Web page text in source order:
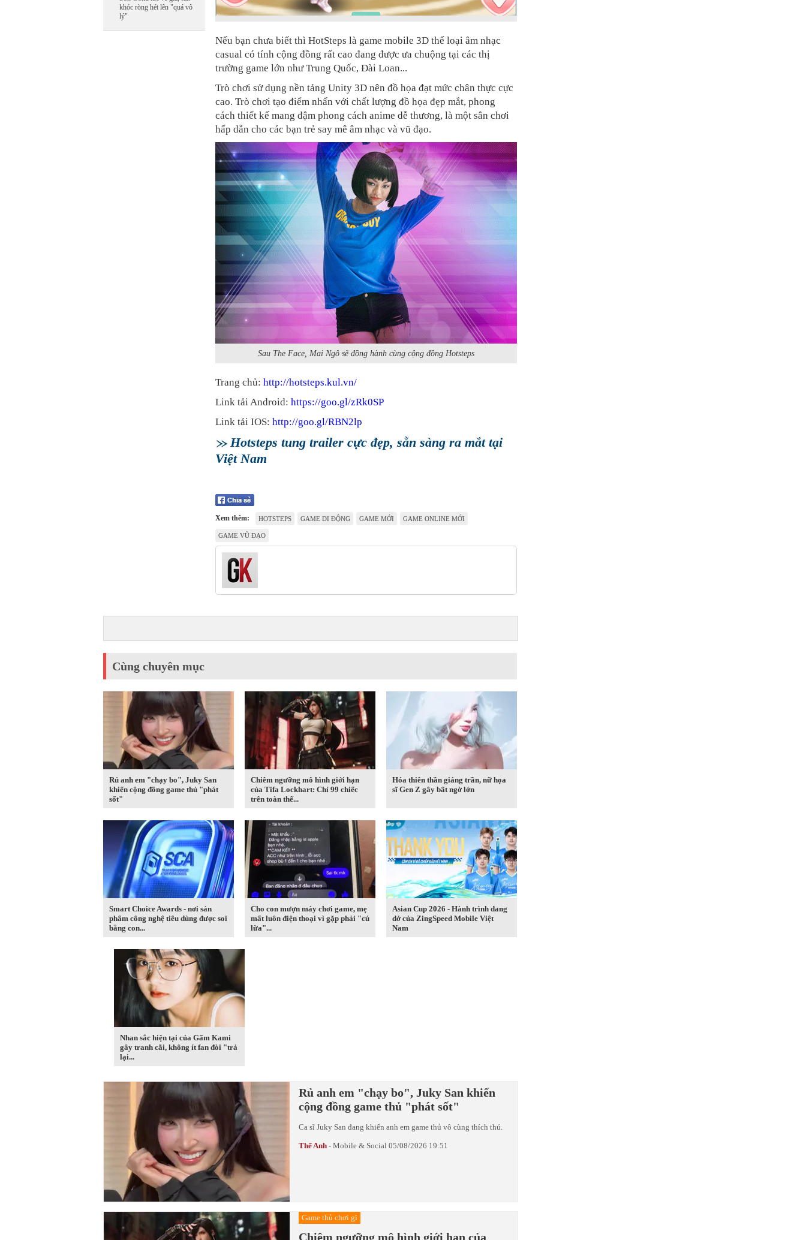
khóc ròng hét lên "quá vô
lý"
Nếu bạn chưa biết thì HotSteps là game mobile 3D thể loại âm nhạc
casual có tính cộng đồng rất cao đang được ưa chuộng tại các thị
trường game lớn như Trung Quốc, Đài Loan...
Trò chơi sử dụng nền tảng Unity 3D nên đồ họa đạt mức chân thực cực
cao. Trò chơi tạo điểm nhấn với chất lượng đồ họa đẹp mắt, phong
cách thiết kế mang đậm phong cách anime dễ thương, là một sân chơi
hấp dẫn cho các bạn trẻ say mê âm nhạc và vũ đạo.
Sau The Face, Mai Ngô sẽ đồng hành cùng cộng đồng Hotsteps
Trang chủ: http://hotsteps.kul.vn/
Link tải Android: https://goo.gl/zRk0SP
Link tải IOS: http://goo.gl/RBN2lp
Hotsteps tung trailer cực đẹp, sẵn sàng ra mắt tại
Việt Nam
Xem thêm: HOTSTEPS GAME DI ĐỘNG GAME MỚI GAME ONLINE MỚI
GAME VŨ ĐẠO
Cùng chuyên mục
Rủ anh em "chạy bo", Juky San
khiến cộng đồng game thủ "phát
sốt"
Chiêm ngưỡng mô hình giới hạn
của Tifa Lockhart: Chỉ 99 chiếc
trên toàn thế...
Hóa thiên thần giáng trần, nữ họa
sĩ Gen Z gây bất ngờ lớn
Smart Choice Awards - nơi sản
phẩm công nghệ tiêu dùng được soi
bằng con...
Cho con mượn máy chơi game, mẹ
mất luôn điện thoại vì gặp phải "cú
lừa"...
Asian Cup 2026 - Hành trình dang
dở của ZingSpeed Mobile Việt
Nam
Nhan sắc hiện tại của Gấm Kami
gây tranh cãi, không ít fan đòi "trả
lại...
Rủ anh em "chạy bo", Juky San khiến
cộng đồng game thủ "phát sốt"
Ca sĩ Juky San đang khiến anh em game thủ vô cùng thích thú.
Thế Anh - Mobile & Social 05/08/2026 19:51
Game thủ chơi gì
Chiêm ngưỡng mô hình giới hạn của